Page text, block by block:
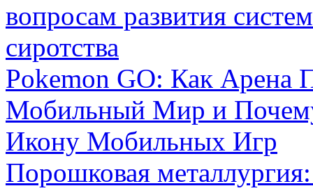
вопросам развития
сиротства
Pokemon GO: Как Арена
Мобильный Мир и
Икону Мобильных Игр
Порошковая